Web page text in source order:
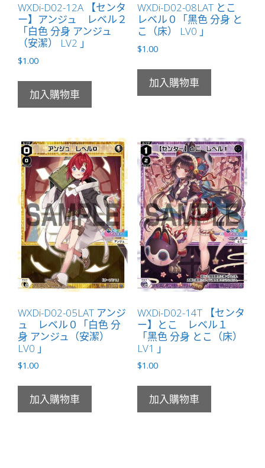
WXDi-D02-12A 【センタ
ー】アンジュ レベル２
「白色 分身 アンジュ
（安潔） LV2 」
$1.00
加入購物車
WXDi-D02-08LAT とこ
レベル０「黑色 分身 と
こ（床） LV0 」
$1.00
加入購物車
WXDi-D02-05LAT アンジ
ュ レベル０「白色 分
身 アンジュ（安潔）
LV0 」
$1.00
加入購物車
WXDi-D02-14T 【センタ
ー】とこ レベル１
「黑色 分身 とこ（床）
LV1 」
$1.00
加入購物車